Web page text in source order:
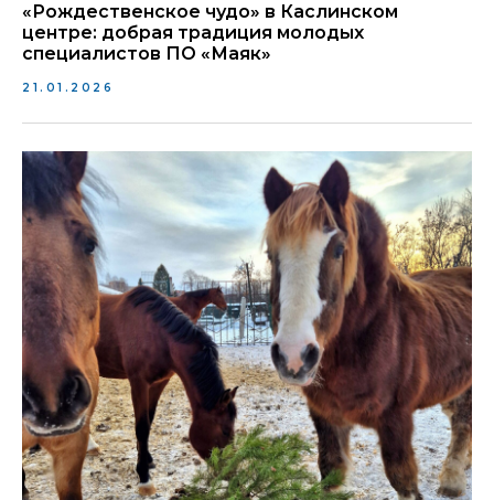
«Рождественское чудо» в Каслинском
центре: добрая традиция молодых
специалистов ПО «Маяк»
21.01.2026